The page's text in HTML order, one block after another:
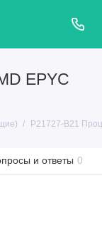
EPYC
P21727-B21
и ответы 0